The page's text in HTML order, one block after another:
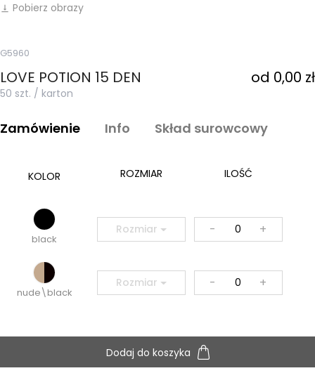
vertical_align_bottom Pobierz obrazy
G5960
LOVE POTION 15 DEN od 0,00 zł
50 szt. / karton
Zamówienie Info Skład surowcowy
KOLOR ROZMIAR ILOŚĆ
black
Rozmiar - +
nude\black
Rozmiar - +
Dodaj do koszyka